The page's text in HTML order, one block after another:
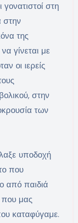
γονατιστοί στη
στην
της
γίνεται με
οι ιερείς
στην
των
υποδοχή
που
από παιδιά
που μας
καταφύγαμε.